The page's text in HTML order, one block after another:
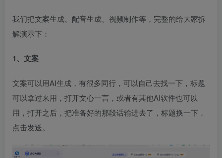
我们把文案生成、配音生成、视频制作等，完整的给大家拆
解演示下：​
1、文案
文案可以用AI生成，有很多同行，可以自己去找一下，标题
可以拿过来用，打开文心一言，或者有其他AI软件也可以
用，打开之后，把准备好的那段话输进去了，标题换一下，
点击发送。​